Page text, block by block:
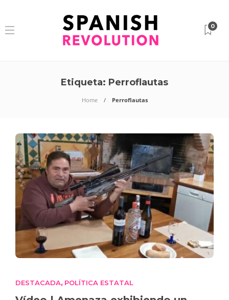
0
Etiqueta: Perroflautas
Home Perroflautas
DESTACADA, POLÍTICA ESTATAL